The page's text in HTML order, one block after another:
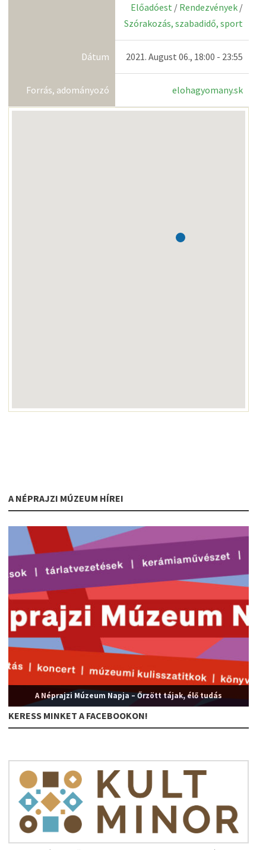
Előadóest / Rendezvények /
Szórakozás, szabadidő, sport
Dátum 2021. August 06., 18:00 - 23:55
Forrás, adományozó elohagyomany.sk
A NÉPRAJZI MÚZEUM HÍREI
A Néprajzi Múzeum Napja – Őrzött tájak, élő tudás
KERESS MINKET A FACEBOOKON!